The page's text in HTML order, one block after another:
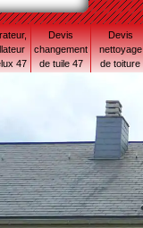
47
Devis
changement
de tuile 47
Devis
nettoyage
de toiture